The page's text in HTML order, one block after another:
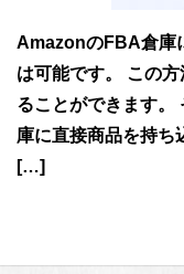
AmazonのFBA倉庫
は可能です。 この
ることができます
庫に直接商品を持ち
[…]